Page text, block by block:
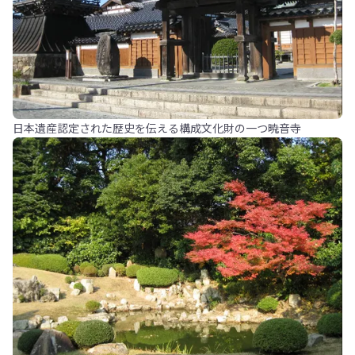
日本遺産認定された歴史を伝える構成文化財の一つ暁音寺